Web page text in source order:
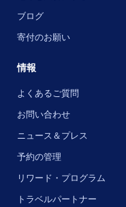
ブログ
寄付のお願い
情報
よくあるご質問
お問い合わせ
ニュース＆プレス
予約の管理
リワード・プログラム
トラベルパートナー